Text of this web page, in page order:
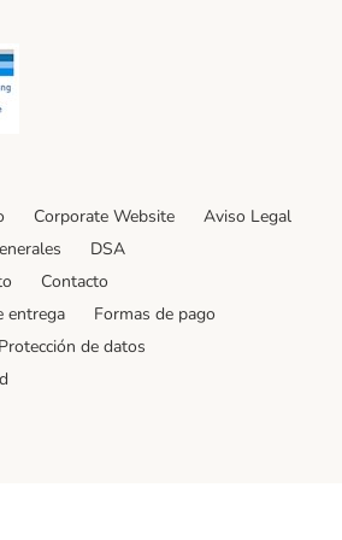
Corporate Website
Aviso Legal
DSA
Contacto
entrega
Formas de pago
Protección de datos